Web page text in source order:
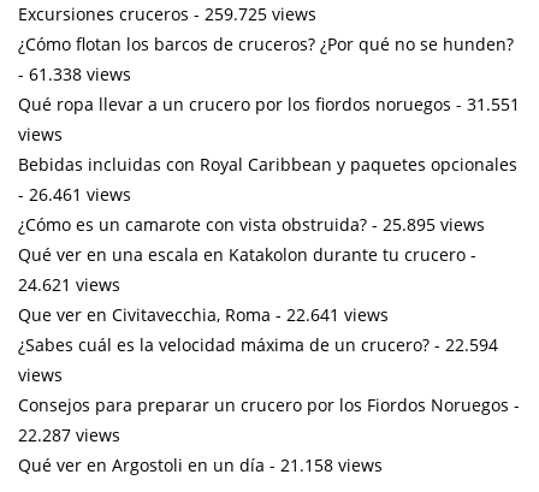
Excursiones cruceros - 259.725 views
¿Cómo flotan los barcos de cruceros? ¿Por qué no se hunden?
- 61.338 views
Qué ropa llevar a un crucero por los fiordos noruegos - 31.551
views
Bebidas incluidas con Royal Caribbean y paquetes opcionales
- 26.461 views
¿Cómo es un camarote con vista obstruida? - 25.895 views
Qué ver en una escala en Katakolon durante tu crucero -
24.621 views
Que ver en Civitavecchia, Roma - 22.641 views
¿Sabes cuál es la velocidad máxima de un crucero? - 22.594
views
Consejos para preparar un crucero por los Fiordos Noruegos -
22.287 views
Qué ver en Argostoli en un día - 21.158 views